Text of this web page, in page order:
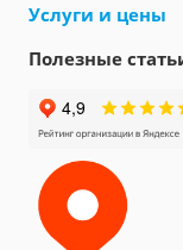
Услуги и цены
Полезные